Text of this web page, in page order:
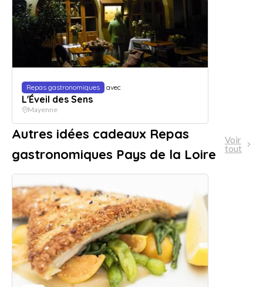
Repas gastronomiques avec
L'Éveil des Sens
Mayenne
Autres idées cadeaux Repas
gastronomiques Pays de la Loire
Voir
tout